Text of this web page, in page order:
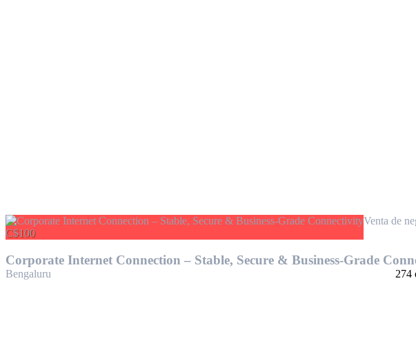
C$100
Venta de
Corporate Internet Connection – Stable, Secure & Business-Grade
Bengaluru 274